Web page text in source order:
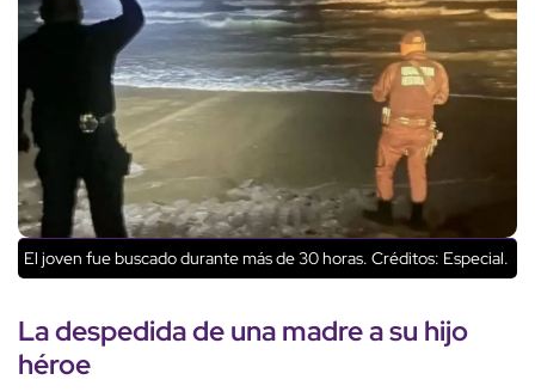
El joven fue buscado durante más de 30 horas. Créditos: Especial.
La despedida de una madre a su hijo
héroe